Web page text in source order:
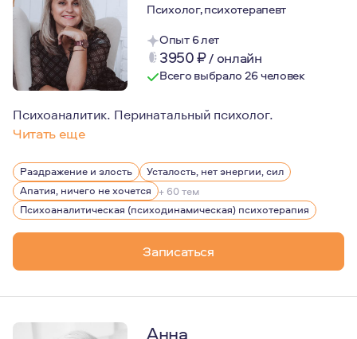
Психолог, психотерапевт
Опыт 6 лет
3950₽/ онлайн
Всего выбрало 26 человек
Психоаналитик. Перинатальный психолог.
Читать еще
В психоанализ я пришла через лингвистику - первое
Раздражение и злость
Усталость, нет энергии, сил
Апатия, ничего не хочется + 60 тем
Психоаналитическая (психодинамическая) психотерапия
Записаться
Анна